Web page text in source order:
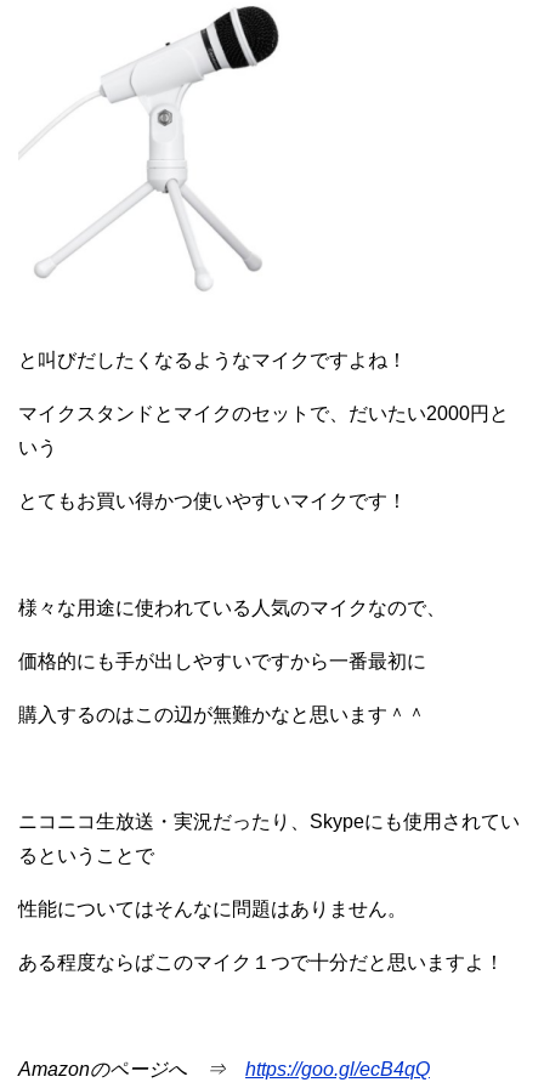
と叫びだしたくなるようなマイクですよね！
マイクスタンドとマイクのセットで、だいたい2000円と
いう
とてもお買い得かつ使いやすいマイクです！
様々な用途に使われている人気のマイクなので、
価格的にも手が出しやすいですから一番最初に
購入するのはこの辺が無難かなと思います＾＾
ニコニコ生放送・実況だったり、Skypeにも使用されてい
るということで
性能についてはそんなに問題はありません。
ある程度ならばこのマイク１つで十分だと思いますよ！
Amazonのページへ ⇒ https://goo.gl/ecB4qQ